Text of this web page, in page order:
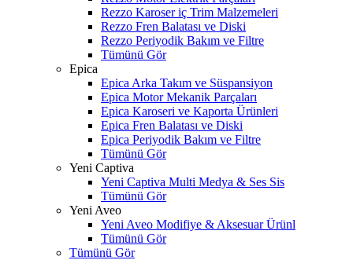
Rezzo Karoser iç Trim Malzemeleri
Rezzo Fren Balatası ve Diski
Rezzo Periyodik Bakım ve Filtre
Tümünü Gör
Epica
Epica Arka Takım ve Süspansiyon
Epica Motor Mekanik Parçaları
Epica Karoseri ve Kaporta Ürünleri
Epica Fren Balatası ve Diski
Epica Periyodik Bakım ve Filtre
Tümünü Gör
Yeni Captiva
Yeni Captiva Multi Medya & Ses Sis
Tümünü Gör
Yeni Aveo
Yeni Aveo Modifiye & Aksesuar Ürünl
Tümünü Gör
Tümünü Gör